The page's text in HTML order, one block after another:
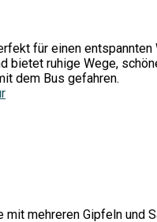
für einen entspannten
bietet ruhige Wege,
dem Bus gefahren.
mehreren Gipfeln und